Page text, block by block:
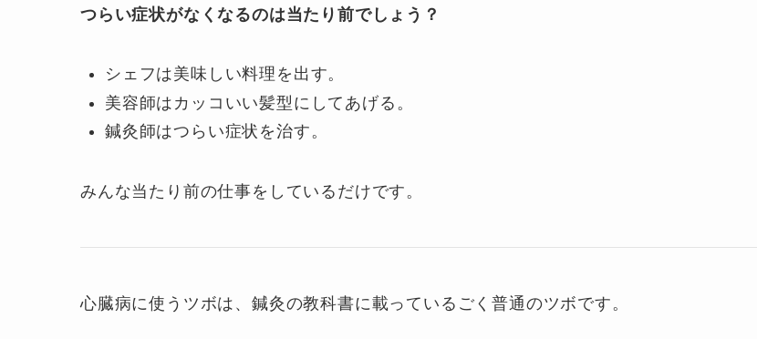
つらい症状がなくなるのは当たり前でしょう？
シェフは美味しい料理を出す。
美容師はカッコいい髪型にしてあげる。
鍼灸師はつらい症状を治す。
みんな当たり前の仕事をしているだけです。
心臓病に使うツボは、鍼灸の教科書に載っているごく普通のツボです。